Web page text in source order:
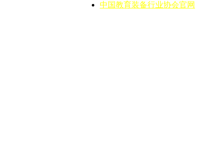
中国教育装备行业协会官网